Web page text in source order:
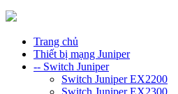
Trang chủ
Thiết bị mạng Juniper
-- Switch Juniper
Switch Juniper EX2200